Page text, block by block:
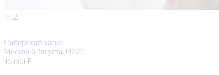
2
Сибирский хаски
Москва 6 августа, 09:27
45 000 ₽